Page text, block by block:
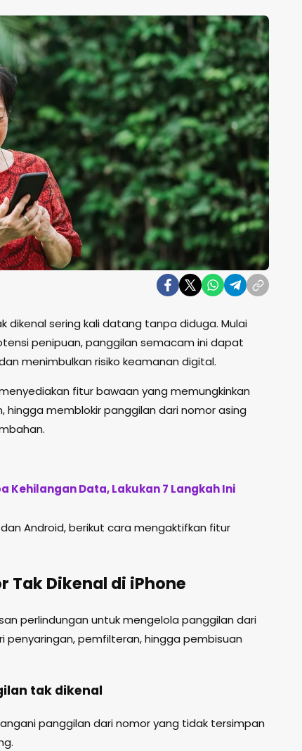
dikenal sering kali datang tanpa diduga. Mulai
penipuan, panggilan semacam ini dapat
menimbulkan risiko keamanan digital.
fitur bawaan yang memungkinkan
hingga memblokir panggilan dari nomor asing
Kehilangan Data, Lakukan 7 Langkah Ini
Android, berikut cara mengaktifkan fitur
Tak Dikenal di iPhone
perlindungan untuk mengelola panggilan dari
penyaringan, pemfilteran, hingga pembisuan
tak dikenal
panggilan dari nomor yang tidak tersimpan